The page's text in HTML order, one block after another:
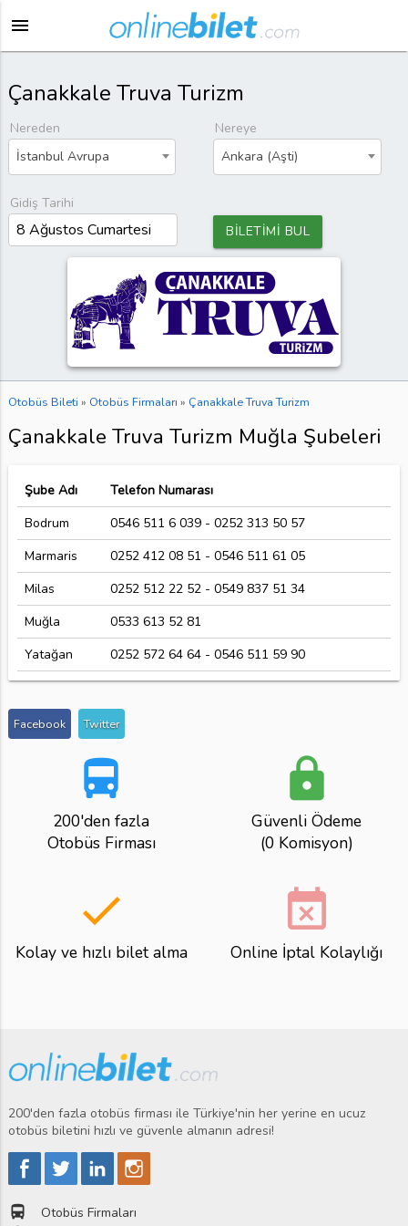
menu
Çanakkale Truva Turizm
Nereden
İstanbul Avrupa
Nereye
Ankara (Aşti)
Gidiş Tarihi
BİLETİMİ BUL
Otobüs Bileti » Otobüs Firmaları » Çanakkale Truva Turizm
Çanakkale Truva Turizm Muğla Şubeleri
Şube Adı
Telefon Numarası
Bodrum
0546 511 6 039 - 0252 313 50 57
Marmaris
0252 412 08 51 - 0546 511 61 05
Milas
0252 512 22 52 - 0549 837 51 34
Muğla
0533 613 52 81
Yatağan
0252 572 64 64 - 0546 511 59 90
Facebook Twitter
directions_bus
200'den fazla
Otobüs Firması
lock
Güvenli Ödeme
(0 Komisyon)
done
Kolay ve hızlı bilet alma
event_busy
Online İptal Kolaylığı
200'den fazla otobüs firması ile Türkiye'nin her yerine en ucuz
otobüs biletini hızlı ve güvenle almanın adresi!
directions_bus Otobüs Firmaları